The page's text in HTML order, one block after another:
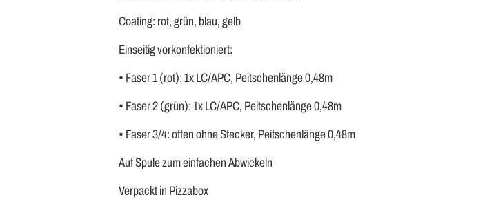
Coating: rot, grün, blau, gelb
Einseitig vorkonfektioniert:
• Faser 1 (rot): 1x LC/APC, Peitschenlänge 0,48m
• Faser 2 (grün): 1x LC/APC, Peitschenlänge 0,48m
• Faser 3/4: offen ohne Stecker, Peitschenlänge 0,48m
Auf Spule zum einfachen Abwickeln
Verpackt in Pizzabox